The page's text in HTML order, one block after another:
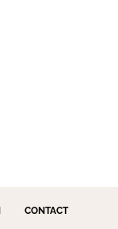
CONTACT